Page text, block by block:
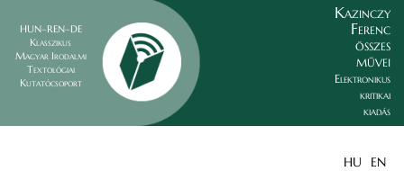
HUN–REN–DE
Klasszikus
Magyar Irodalmi
Textológiai
Kutatócsoport
Kazinczy
Ferenc
összes
művei
Elektronikus
kritikai
kiadás
HU EN